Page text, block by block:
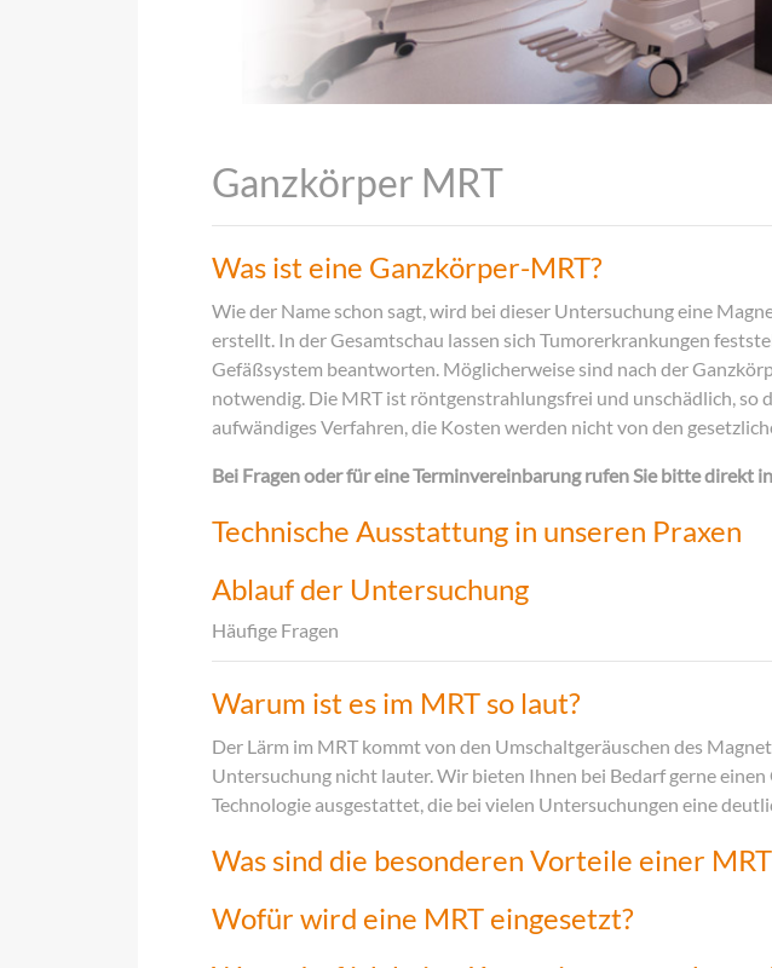
Ganzkörper MRT
Was ist eine Ganzkörper-MRT?
Wie der Name schon sagt, wird bei dieser Untersuchung eine
erstellt. In der Gesamtschau lassen sich Tumorerkrankungen
Gefäßsystem beantworten. Möglicherweise sind nach der
notwendig. Die MRT ist röntgenstrahlungsfrei und unschädlich, so
aufwändiges Verfahren, die Kosten werden nicht von den
Bei Fragen oder für eine Terminvereinbarung rufen Sie bitte direkt
Technische Ausstattung in unseren Praxen
Ablauf der Untersuchung
Häufige Fragen
Warum ist es im MRT so laut?
Der Lärm im MRT kommt von den Umschaltgeräuschen des
Untersuchung nicht lauter. Wir bieten Ihnen bei Bedarf gerne
Technologie ausgestattet, die bei vielen Untersuchungen eine
Was sind die besonderen Vorteile einer
Wofür wird eine MRT eingesetzt?